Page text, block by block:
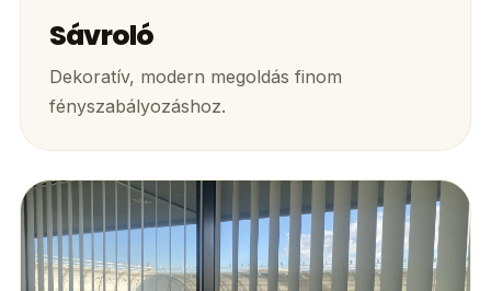
Sávroló
Dekoratív, modern megoldás finom
fényszabályozáshoz.